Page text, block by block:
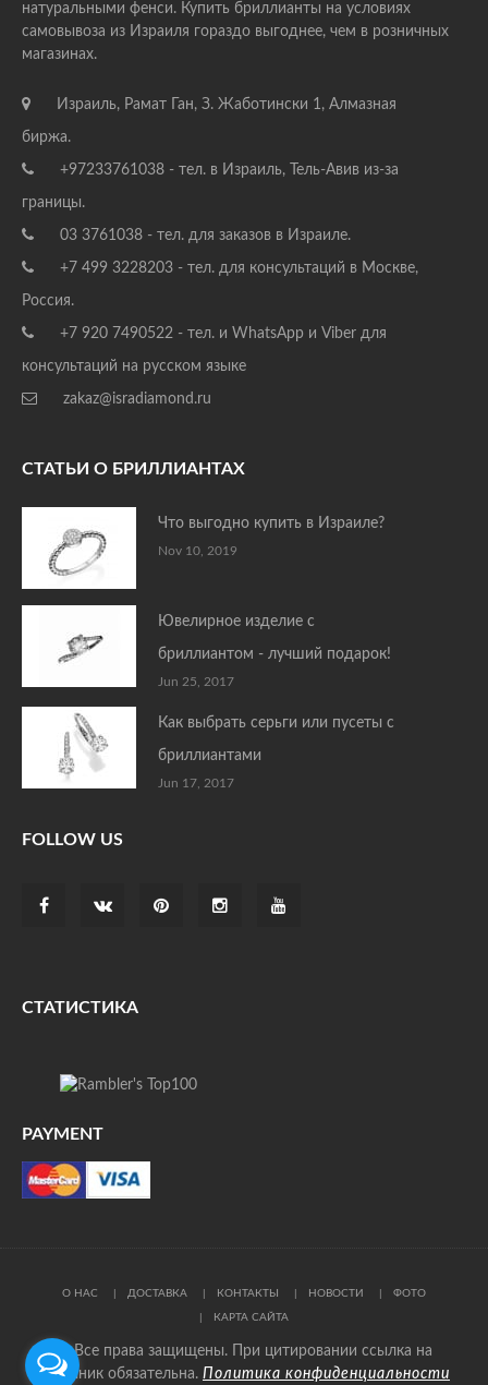
натуральными фенси. Купить бриллианты на условиях
самовывоза из Израиля гораздо выгоднее, чем в розничных
магазинах.
Израиль, Рамат Ган, З. Жаботински 1, Алмазная
биржа.
+97233761038 - тел. в Израиль, Тель-Авив из-за
границы.
03 3761038 - тел. для заказов в Израиле.
+7 499 3228203 - тел. для консультаций в Москве,
Россия.
+7 920 7490522 - тел. и WhatsApp и Viber для
консультаций на русском языке
zakaz@isradiamond.ru
СТАТЬИ О БРИЛЛИАНТАХ
Что выгодно купить в Израиле?
Nov 10, 2019
Ювелирное изделие с
бриллиантом - лучший подарок!
Jun 25, 2017
Как выбрать серьги или пусеты с
бриллиантами
Jun 17, 2017
FOLLOW US
СТАТИСТИКА
PAYMENT
О НАС ДОСТАВКА КОНТАКТЫ НОВОСТИ ФОТО
КАРТА САЙТА
© Все права защищены. При цитировании ссылка на
источник обязательна. Политика конфиденциальности